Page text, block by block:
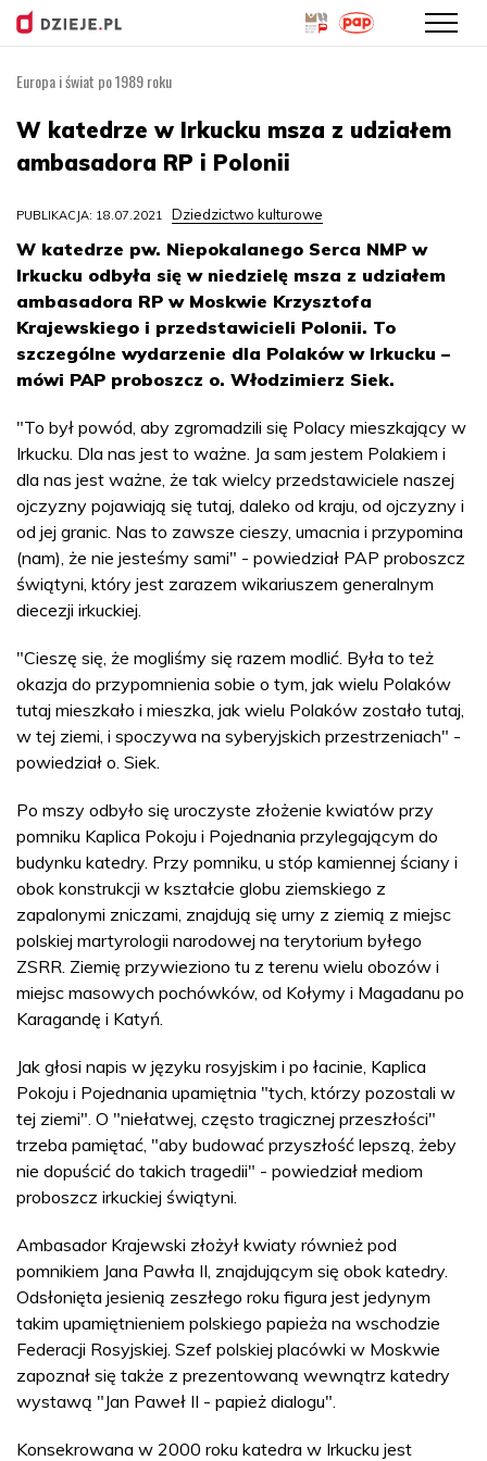
treści
Europa i świat po 1989 roku
W katedrze w Irkucku msza z udziałem
ambasadora RP i Polonii
PUBLIKACJA: 18.07.2021 Dziedzictwo kulturowe
W katedrze pw. Niepokalanego Serca NMP w
Irkucku odbyła się w niedzielę msza z udziałem
ambasadora RP w Moskwie Krzysztofa
Krajewskiego i przedstawicieli Polonii. To
szczególne wydarzenie dla Polaków w Irkucku –
mówi PAP proboszcz o. Włodzimierz Siek.
"To był powód, aby zgromadzili się Polacy mieszkający w
Irkucku. Dla nas jest to ważne. Ja sam jestem Polakiem i
dla nas jest ważne, że tak wielcy przedstawiciele naszej
ojczyzny pojawiają się tutaj, daleko od kraju, od ojczyzny i
od jej granic. Nas to zawsze cieszy, umacnia i przypomina
(nam), że nie jesteśmy sami" - powiedział PAP proboszcz
świątyni, który jest zarazem wikariuszem generalnym
diecezji irkuckiej.
"Cieszę się, że mogliśmy się razem modlić. Była to też
okazja do przypomnienia sobie o tym, jak wielu Polaków
tutaj mieszkało i mieszka, jak wielu Polaków zostało tutaj,
w tej ziemi, i spoczywa na syberyjskich przestrzeniach" -
powiedział o. Siek.
Po mszy odbyło się uroczyste złożenie kwiatów przy
pomniku Kaplica Pokoju i Pojednania przylegającym do
budynku katedry. Przy pomniku, u stóp kamiennej ściany i
obok konstrukcji w kształcie globu ziemskiego z
zapalonymi zniczami, znajdują się urny z ziemią z miejsc
polskiej martyrologii narodowej na terytorium byłego
ZSRR. Ziemię przywieziono tu z terenu wielu obozów i
miejsc masowych pochówków, od Kołymy i Magadanu po
Karagandę i Katyń.
Jak głosi napis w języku rosyjskim i po łacinie, Kaplica
Pokoju i Pojednania upamiętnia "tych, którzy pozostali w
tej ziemi". O "niełatwej, często tragicznej przeszłości"
trzeba pamiętać, "aby budować przyszłość lepszą, żeby
nie dopuścić do takich tragedii" - powiedział mediom
proboszcz irkuckiej świątyni.
Ambasador Krajewski złożył kwiaty również pod
pomnikiem Jana Pawła II, znajdującym się obok katedry.
Odsłonięta jesienią zeszłego roku figura jest jedynym
takim upamiętnieniem polskiego papieża na wschodzie
Federacji Rosyjskiej. Szef polskiej placówki w Moskwie
zapoznał się także z prezentowaną wewnątrz katedry
wystawą "Jan Paweł II - papież dialogu".
Konsekrowana w 2000 roku katedra w Irkucku jest